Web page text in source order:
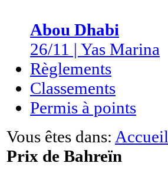
Abou Dhabi
26/11 | Yas Marina
Règlements
Classements
Permis à points
Vous êtes dans: Accueil
Prix de Bahreïn